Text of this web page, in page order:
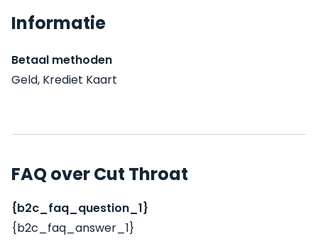
Informatie
Betaal methoden
Geld, Krediet Kaart
FAQ over Cut Throat
{b2c_faq_question_1}
{b2c_faq_answer_1}